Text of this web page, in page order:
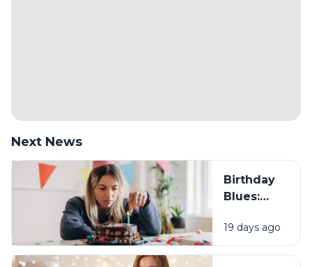
Next News
Birthday
Blues:
Sebagian
Orang
19 days ago